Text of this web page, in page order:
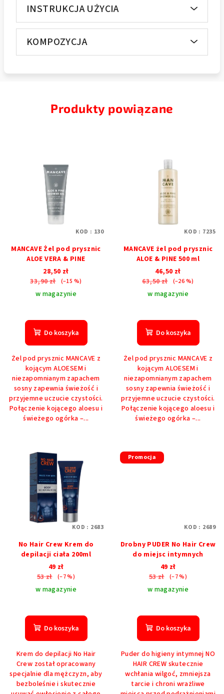
INSTRUKCJA UŻYCIA
KOMPOZYCJA
Produkty powiązane
MANCAVE Żel pod prysznic
ALOE VERA & PINE
28,50 zł
33,90 zł
(–15 %)
w magazynie
Do koszyka
Żel pod prysznic MANCAVE z
kojącym ALOESEM i
niezapomnianym zapachem
sosny zapewnia świeżość i
przyjemne uczucie czystości.
Połączenie kojącego aloesu i
świeżego ogórka –...
KOD : 130
MANCAVE żel pod prysznic
ALOE & PINE 500 ml
46,50 zł
63,50 zł
(–26 %)
w magazynie
Do koszyka
Żel pod prysznic MANCAVE z
kojącym ALOESEM i
niezapomnianym zapachem
sosny zapewnia świeżość i
przyjemne uczucie czystości.
Połączenie kojącego aloesu i
świeżego ogórka –...
KOD : 7235
No Hair Crew Krem do
depilacji ciała 200ml
49 zł
53 zł
(–7 %)
w magazynie
ocena
produktu
wynosi
na
5
gwiazdek.
Do koszyka
Krem do depilacji No Hair
Crew został opracowany
specjalnie dla mężczyzn, aby
bezboleśnie i skutecznie
KOD : 2683
Promocja
Drobny PUDER No Hair Crew
do miejsc intymnych
49 zł
53 zł
(–7 %)
w magazynie
Do koszyka
Puder do higieny intymnej NO
HAIR CREW skutecznie
wchłania wilgoć, zmniejsza
tarcie i chroni wrażliwe
KOD : 2689